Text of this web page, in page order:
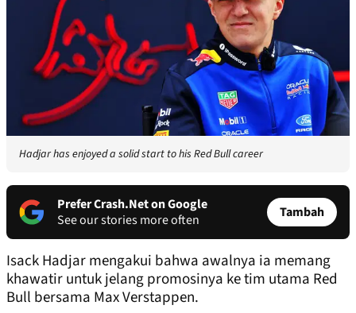
Hadjar has enjoyed a solid start to his Red Bull career
Prefer Crash.Net on Google
See our stories more often
Tambah
Isack Hadjar mengakui bahwa awalnya ia memang
khawatir untuk jelang promosinya ke tim utama Red
Bull bersama Max Verstappen.